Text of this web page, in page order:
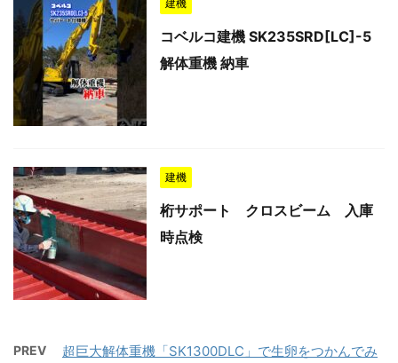
建機
コベルコ建機 SK235SRD[LC]-5
解体重機 納車
建機
桁サポート クロスビーム 入庫
時点検
PREV
超巨大解体重機「SK1300DLC」で生卵をつかんでみ